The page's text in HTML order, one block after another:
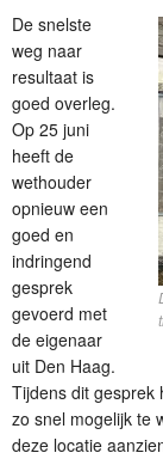
De snelste
weg naar
resultaat is
goed overleg.
Op 25 juni
heeft de
wethouder
opnieuw een
goed en
indringend
gesprek
gevoerd met
de eigenaar
uit Den Haag.
Tijdens dit gesprek
zo snel mogelijk te
deze locatie